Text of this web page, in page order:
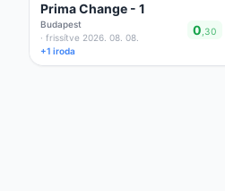
Prima Change - 1
Budapest
· frissítve 2026. 08. 08.
+1 iroda
0 ,30